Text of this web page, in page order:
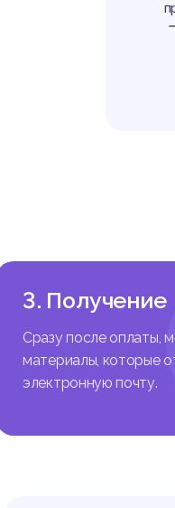
га
акт
совер
3. Получение
Сразу после оплаты,
материалы, которые
электронную почту.